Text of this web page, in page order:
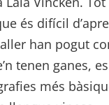
és difícil
han pogut
tenen ganes,
més